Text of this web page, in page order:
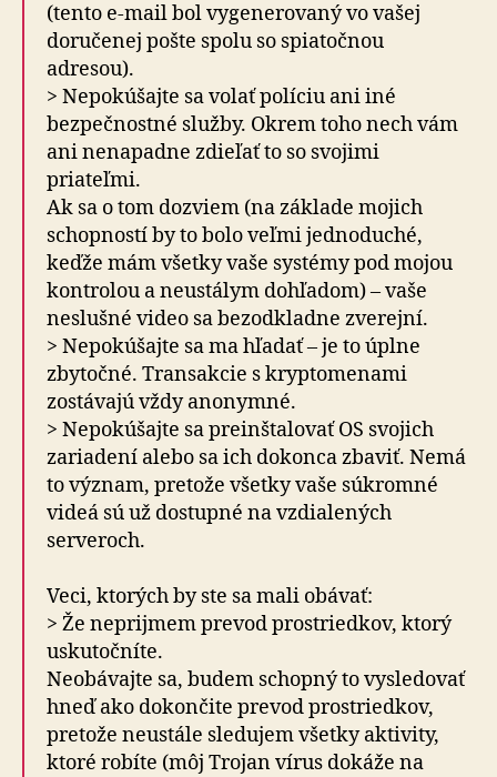
(tento e-mail bol vygenerovaný vo vašej
doručenej pošte spolu so spiatočnou
adresou).
> Nepokúšajte sa volať políciu ani iné
bezpečnostné služby. Okrem toho nech vám
ani nenapadne zdieľať to so svojimi
priateľmi.
Ak sa o tom dozviem (na základe mojich
schopností by to bolo veľmi jednoduché,
keďže mám všetky vaše systémy pod mojou
kontrolou a neustálym dohľadom) – vaše
neslušné video sa bezodkladne zverejní.
> Nepokúšajte sa ma hľadať – je to úplne
zbytočné. Transakcie s kryptomenami
zostávajú vždy anonymné.
> Nepokúšajte sa preinštalovať OS svojich
zariadení alebo sa ich dokonca zbaviť. Nemá
to význam, pretože všetky vaše súkromné
videá sú už dostupné na vzdialených
serveroch.
Veci, ktorých by ste sa mali obávať:
> Že neprijmem prevod prostriedkov, ktorý
uskutočníte.
Neobávajte sa, budem schopný to vysledovať
hneď ako dokončite prevod prostriedkov,
pretože neustále sledujem všetky aktivity,
ktoré robíte (môj Trojan vírus dokáže na